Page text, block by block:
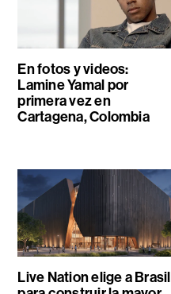
En fotos y videos:
Lamine Yamal por
primera vez en
Cartagena, Colombia
Live Nation elige a Brasil